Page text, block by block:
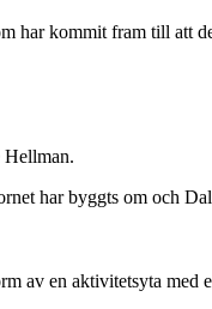
har kommit fram till att
Hellman.
har byggts om och
av en aktivitetsyta med